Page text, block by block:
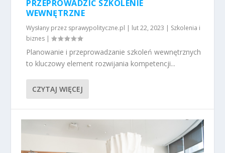
PRZEPROWADZIĆ SZKOLENIE
WEWNĘTRZNE
Wysłany przez sprawypolityczne.pl | lut 22, 2023 | Szkolenia i
biznes |
Planowanie i przeprowadzanie szkoleń wewnętrznych
to kluczowy element rozwijania kompetencji...
CZYTAJ WIĘCEJ